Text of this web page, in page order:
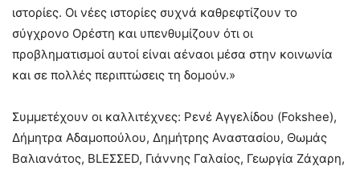
ιστορίες. Οι νέες ιστορίες συχνά καθρεφτίζουν το
σύγχρονο Ορέστη και υπενθυμίζουν ότι οι
προβληματισμοί αυτοί είναι αέναοι μέσα στην κοινωνία
και σε πολλές περιπτώσεις τη δομούν.»
Συμμετέχουν οι καλλιτέχνες: Ρενέ Αγγελίδου (Fokshee),
Δήμητρα Αδαμοπούλου, Δημήτρης Αναστασίου, Θωμάς
Βαλιανάτος, BLEΣΣΕD, Γιάννης Γαλαίος, Γεωργία Ζάχαρη,